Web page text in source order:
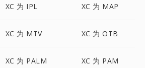
XC 为 IPL XC 为 MAP
XC 为 MTV XC 为 OTB
XC 为 PALM XC 为 PAM